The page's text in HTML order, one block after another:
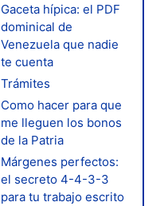
Gaceta hípica: el PDF
dominical de
Venezuela que nadie
te cuenta
Trámites
Como hacer para que
me lleguen los bonos
de la Patria
Márgenes perfectos:
el secreto 4-4-3-3
para tu trabajo escrito